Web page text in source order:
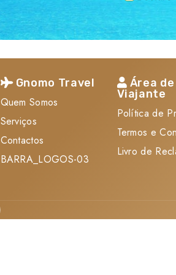
Gnomo Travel
Quem Somos
Serviços
Contactos
BARRA_LOGOS-03
Área de
Viajante
Política de
Termos e
Livro de